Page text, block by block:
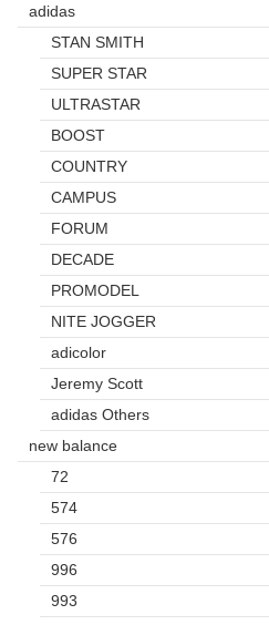
adidas
STAN SMITH
SUPER STAR
ULTRASTAR
BOOST
COUNTRY
CAMPUS
FORUM
DECADE
PROMODEL
NITE JOGGER
adicolor
Jeremy Scott
adidas Others
new balance
72
574
576
996
993